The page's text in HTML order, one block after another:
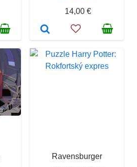
14,00 €
Ravensburger